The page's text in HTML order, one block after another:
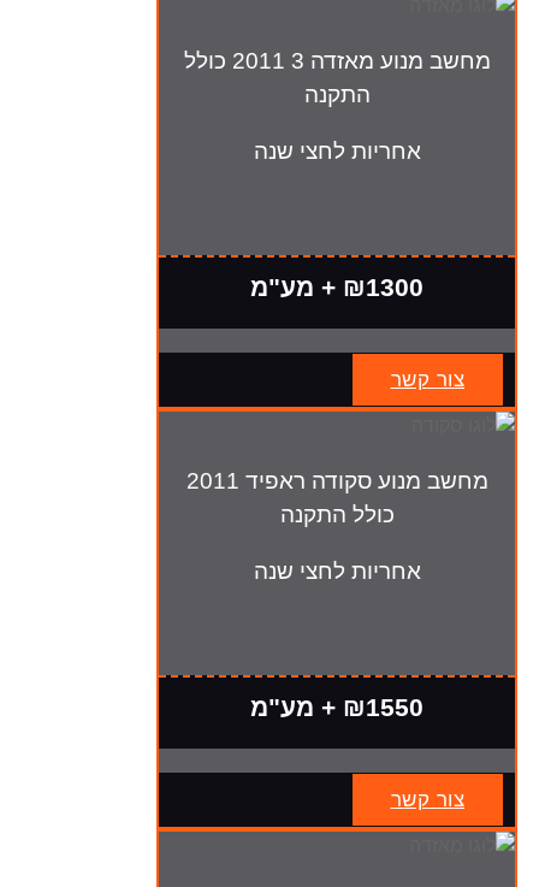
מחשב מנוע מאזדה 3 2011 כולל
התקנה
אחריות לחצי שנה
₪1300 + מע"מ
צור קשר
מחשב מנוע סקודה ראפיד 2011
כולל התקנה
אחריות לחצי שנה
₪1550 + מע"מ
צור קשר